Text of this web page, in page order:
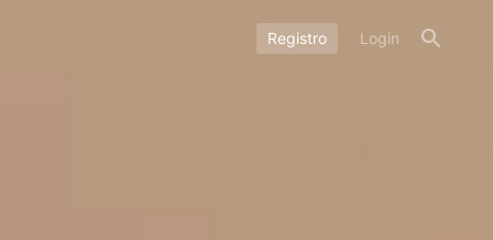
Registro Login